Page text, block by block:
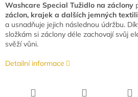
Washcare Special Tužidlo na záclony
záclon, krajek a dalších jemných
a usnadňuje jejich následnou údržbu.
složkám si záclony déle zachovají svůj
svěží vůni.
Detailní informace